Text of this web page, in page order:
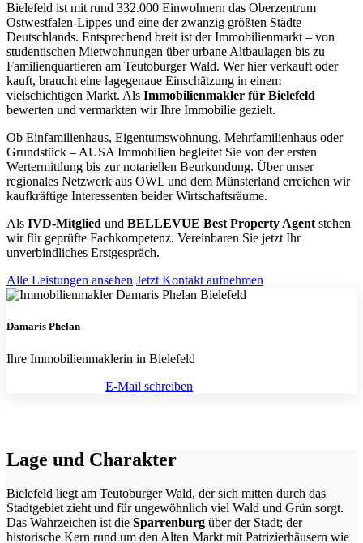
Bielefeld ist mit rund 332.000 Einwohnern das Oberzentrum
Ostwestfalen-Lippes und eine der zwanzig größten Städte
Deutschlands. Entsprechend breit ist der Immobilienmarkt – von
studentischen Mietwohnungen über urbane Altbaulagen bis zu
Familienquartieren am Teutoburger Wald. Wer hier verkauft oder
kauft, braucht eine lagegenaue Einschätzung in einem
vielschichtigen Markt. Als Immobilienmakler für Bielefeld
bewerten und vermarkten wir Ihre Immobilie gezielt.
Ob Einfamilienhaus, Eigentumswohnung, Mehrfamilienhaus oder
Grundstück – AUSA Immobilien begleitet Sie von der ersten
Wertermittlung bis zur notariellen Beurkundung. Über unser
regionales Netzwerk aus OWL und dem Münsterland erreichen wir
kaufkräftige Interessenten beider Wirtschaftsräume.
Als IVD-Mitglied und BELLEVUE Best Property Agent stehen
wir für geprüfte Fachkompetenz. Vereinbaren Sie jetzt Ihr
unverbindliches Erstgespräch.
Alle Leistungen ansehen Jetzt Kontakt aufnehmen
Damaris Phelan
Ihre Immobilienmaklerin in Bielefeld
E-Mail schreiben
Lage und Charakter
Bielefeld liegt am Teutoburger Wald, der sich mitten durch das
Stadtgebiet zieht und für ungewöhnlich viel Wald und Grün sorgt.
Das Wahrzeichen ist die Sparrenburg über der Stadt; der
historische Kern rund um den Alten Markt mit Patrizierhäusern wie